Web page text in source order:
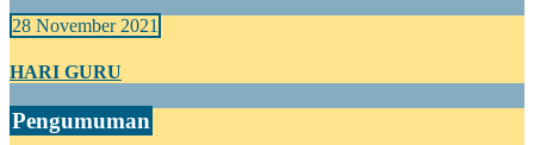
28 November 2021
HARI GURU
Pengumuman